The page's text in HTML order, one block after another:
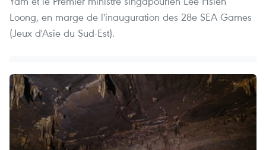
Loong, en marge de l'inauguration des 28e SEA Games
(Jeux d'Asie du Sud-Est).